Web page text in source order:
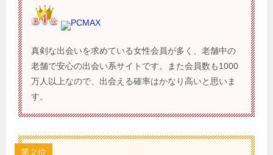
PCMAX
真剣な出会いを求めている女性会員が多く、老舗中の
老舗で安心の出会い系サイトです。また会員数も1000
万人以上なので、出会える確率はかなり高いと思いま
す。
第２位